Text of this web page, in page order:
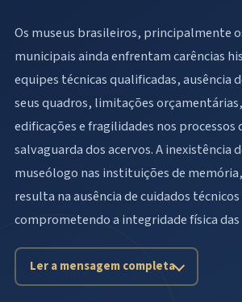
Os museus brasileiros, principalmente
municipais ainda enfrentam carências
equipes técnicas qualificadas, ausência
seus quadros, limitações
edificações e fragilidades nos processos
salvaguarda dos acervos. A inexistência
museólogo nas instituições de
resulta na ausência de cuidados
comprometendo a integridade física das
Ler a mensagem completa